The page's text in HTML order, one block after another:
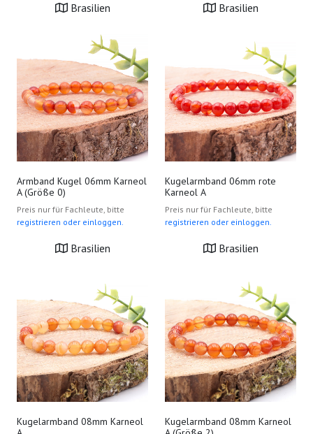
Brasilien Brasilien
Armband Kugel 06mm Karneol
A (Größe 0)
Preis nur für Fachleute, bitte
registrieren oder einloggen.
Brasilien
Kugelarmband 06mm rote
Karneol A
Preis nur für Fachleute, bitte
registrieren oder einloggen.
Brasilien
Kugelarmband 08mm Karneol
Kugelarmband 08mm Karneol